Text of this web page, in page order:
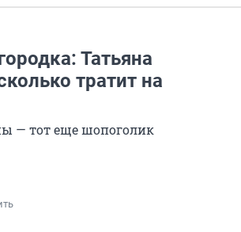
Татьяна
тратит на
— тот еще шопоголик